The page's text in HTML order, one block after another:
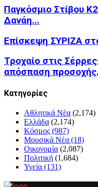
Παγκόσμιο Στίβου
Δανάη...
Επίσκεψη ΣΥΡΙΖΑ
Τροχαίο στις
απόσπαση
Kατηγορίες
Αθλητικά Νέα (2,174)
Ελλάδα (2,174)
Κόσμος (987)
Μουσικά Νέα (18)
Οικονομία (2,087)
Πολιτική (1,684)
Υγεία (131)